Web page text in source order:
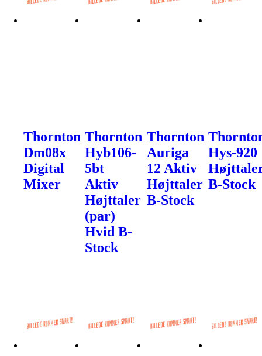
Thornton
Dm08x
Digital
Mixer
Thornton
Hyb106-
5bt
Aktiv
Højttaler
(par)
Hvid B-
Stock
Thornton
Auriga
12 Aktiv
Højttaler
B-Stock
Hys-920
B-Stock